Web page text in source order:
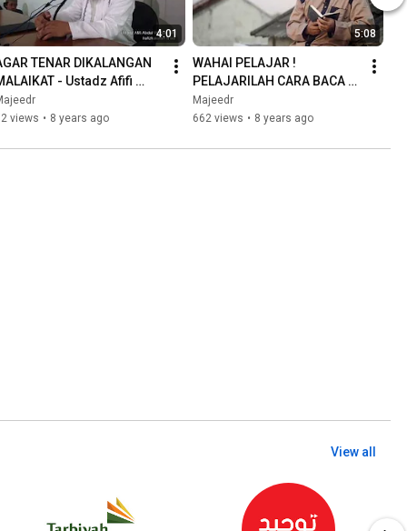
4:01
TENAR DIKALANGAN
- Ustadz Afifi
Wadud, BA
views • 8 years ago
5:08
WAHAI PELAJAR !
PELAJARILAH CARA BACA
AL QUR'AN - Ustadz Hasim
Ikhwanuddin
Majeedr
662 views • 8 years ago
View all